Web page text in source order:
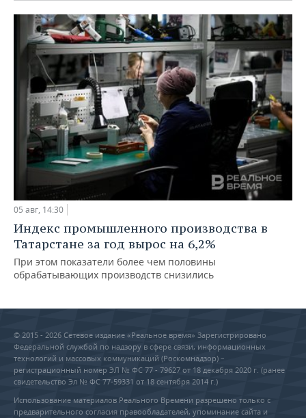
05 авг, 14:30
Индекс промышленного производства в
Татарстане за год вырос на 6,2%
При этом показатели более чем половины
обрабатывающих производств снизились
© 2015 - 2026 Сетевое издание «Реальное время» Зарегистрировано
Федеральной службой по надзору в сфере связи, информационных
технологий и массовых коммуникаций (Роскомнадзор) –
регистрационный номер ЭЛ № ФС 77 - 79627 от 18 декабря 2020 г. (ранее
свидетельство Эл № ФС 77-59331 от 18 сентября 2014 г.)
Использование материалов Реального Времени разрешено только с
предварительного согласия правообладателей, упоминание сайта и